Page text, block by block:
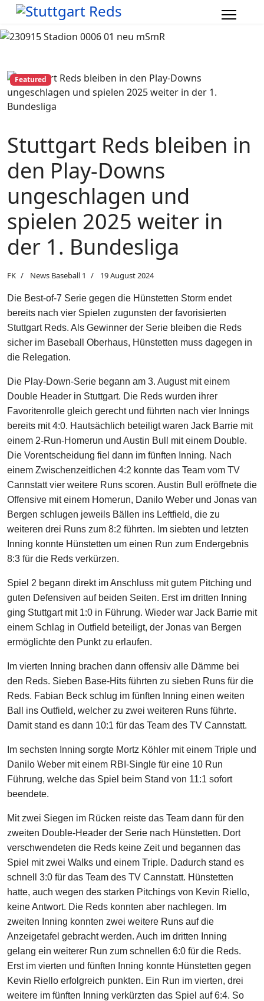
Featured
Stuttgart Reds bleiben in
den Play-Downs
ungeschlagen und
spielen 2025 weiter in
der 1. Bundesliga
FK News Baseball 1 19 August 2024
Die Best-of-7 Serie gegen die Hünstetten Storm endet
bereits nach vier Spielen zugunsten der favorisierten
Stuttgart Reds. Als Gewinner der Serie bleiben die Reds
sicher im Baseball Oberhaus, Hünstetten muss dagegen in
die Relegation.
Die Play-Down-Serie begann am 3. August mit einem
Double Header in Stuttgart. Die Reds wurden ihrer
Favoritenrolle gleich gerecht und führten nach vier Innings
bereits mit 4:0. Hautsächlich beteiligt waren Jack Barrie mit
einem 2-Run-Homerun und Austin Bull mit einem Double.
Die Vorentscheidung fiel dann im fünften Inning. Nach
einem Zwischenzeitlichen 4:2 konnte das Team vom TV
Cannstatt vier weitere Runs scoren. Austin Bull eröffnete die
Offensive mit einem Homerun, Danilo Weber und Jonas van
Bergen schlugen jeweils Bällen ins Leftfield, die zu
weiteren drei Runs zum 8:2 führten. Im siebten und letzten
Inning konnte Hünstetten um einen Run zum Endergebnis
8:3 für die Reds verkürzen.
Spiel 2 begann direkt im Anschluss mit gutem Pitching und
guten Defensiven auf beiden Seiten. Erst im dritten Inning
ging Stuttgart mit 1:0 in Führung. Wieder war Jack Barrie mit
einem Schlag in Outfield beteiligt, der Jonas van Bergen
ermöglichte den Punkt zu erlaufen.
Im vierten Inning brachen dann offensiv alle Dämme bei
den Reds. Sieben Base-Hits führten zu sieben Runs für die
Reds. Fabian Beck schlug im fünften Inning einen weiten
Ball ins Outfield, welcher zu zwei weiteren Runs führte.
Damit stand es dann 10:1 für das Team des TV Cannstatt.
Im sechsten Inning sorgte Mortz Köhler mit einem Triple und
Danilo Weber mit einem RBI-Single für eine 10 Run
Führung, welche das Spiel beim Stand von 11:1 sofort
beendete.
Mit zwei Siegen im Rücken reiste das Team dann für den
zweiten Double-Header der Serie nach Hünstetten. Dort
verschwendeten die Reds keine Zeit und begannen das
Spiel mit zwei Walks und einem Triple. Dadurch stand es
schnell 3:0 für das Team des TV Cannstatt. Hünstetten
hatte, auch wegen des starken Pitchings von Kevin Riello,
keine Antwort. Die Reds konnten aber nachlegen. Im
zweiten Inning konnten zwei weitere Runs auf die
Anzeigetafel gebracht werden. Auch im dritten Inning
gelang ein weiterer Run zum schnellen 6:0 für die Reds.
Erst im vierten und fünften Inning konnte Hünstetten gegen
Kevin Riello erfolgreich punkten. Ein Run im vierten, drei
weitere im fünften Inning verkürzten das Spiel auf 6:4. So